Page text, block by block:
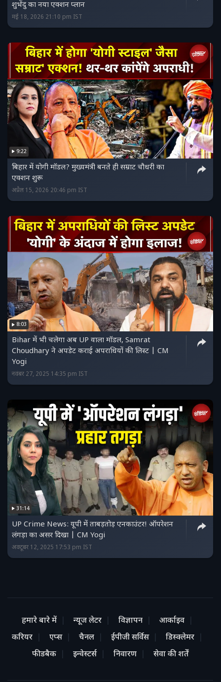
शुभेंदु का नया एक्शन प्लान
मई 18, 2026 21:10 pm IST
9:22
बिहार में योगी मॉडल? मुख्यमंत्री बनते ही सम्राट चौधरी का
एक्शन शुरू
अप्रैल 15, 2026 20:46 pm IST
8:03
Bihar में भी चलेगा अब UP वाला मॉडल, Samrat
Choudhary ने अपडेट कराई अपराधियों की लिस्ट | CM
Yogi
नवंबर 27, 2025 14:35 pm IST
31:14
UP Crime News: यूपी में ताबड़तोड़ एनकाउंटर! ऑपरेशन
लंगड़ा का असर दिखा | CM Yogi
अक्टूबर 12, 2025 17:53 pm IST
हमारे बारे में न्यूज लेटर विज्ञापन
आर्काइव
करियर
एप्स चैनल ईपीजी सर्विस
डिस्क्लेमर
फीडबैक
इन्वेस्टर्स निवारण सेवा की शर्तें